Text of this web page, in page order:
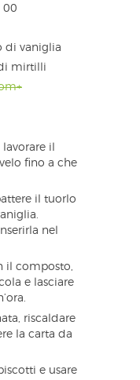
00
di vaniglia
mirtilli
il
fino a che
il tuorlo
nel
il composto,
e lasciare
riscaldare
la carta da
e usare